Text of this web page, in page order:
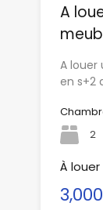
A
A
en s+2
2
À louer